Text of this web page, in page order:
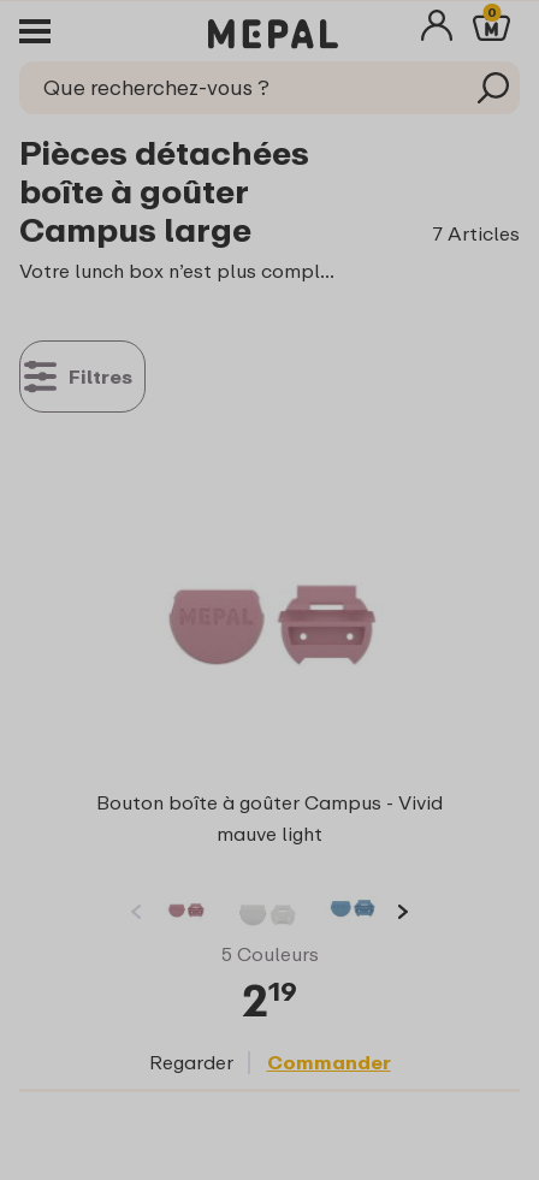
0
Pièces détachées
boîte à goûter
Campus large
7 Articles
Votre lunch box n’est plus complète ? Commandez facilement les pièces détachées ici et offrez une seconde vie à votre boîtes à goûter Campus large Profitez encore plus longtemps de chaque déjeuner !
Filtres
Bouton boîte à goûter Campus - Vivid
mauve light
5 Couleurs
219
Regarder Commander